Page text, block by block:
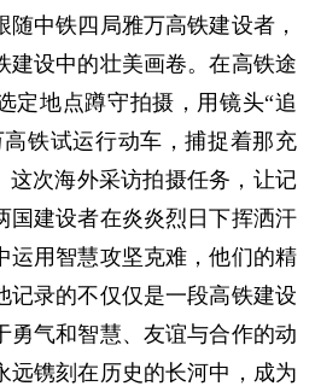
中铁四局雅万高铁建设者，
建设中的壮美画卷。在高铁途
定地点蹲守拍摄，用镜头“追
铁试运行动车，捕捉着那充
这次海外采访拍摄任务，让记
国建设者在炎炎烈日下挥洒汗
运用智慧攻坚克难，他们的精
记录的不仅仅是一段高铁建设
勇气和智慧、友谊与合作的动
远镌刻在历史的长河中，成为